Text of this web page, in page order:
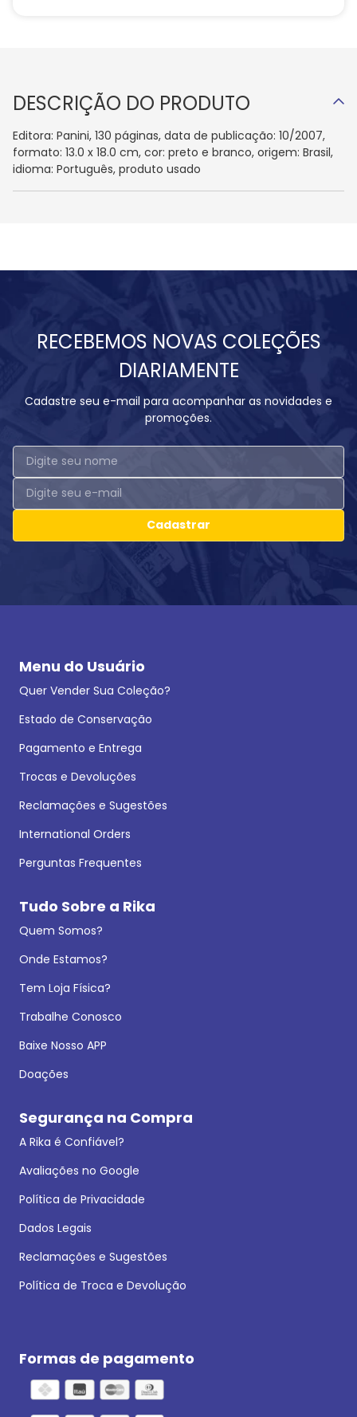
DESCRIÇÃO DO PRODUTO
Editora: Panini, 130 páginas, data de publicação: 10/2007,
formato: 13.0 x 18.0 cm, cor: preto e branco, origem: Brasil,
idioma: Português, produto usado
RECEBEMOS NOVAS COLEÇÕES
DIARIAMENTE
Cadastre seu e-mail para acompanhar as novidades e
promoções.
Cadastrar
Menu do Usuário
Quer Vender Sua Coleção?
Estado de Conservação
Pagamento e Entrega
Trocas e Devoluções
Reclamações e Sugestões
International Orders
Perguntas Frequentes
Tudo Sobre a Rika
Quem Somos?
Onde Estamos?
Tem Loja Física?
Trabalhe Conosco
Baixe Nosso APP
Doações
Segurança na Compra
A Rika é Confiável?
Avaliações no Google
Política de Privacidade
Dados Legais
Reclamações e Sugestões
Política de Troca e Devolução
Formas de pagamento